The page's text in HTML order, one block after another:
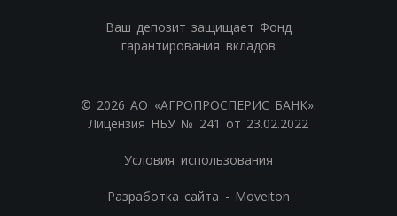
Ваш депозит защищает Фонд
гарантирования вкладов
© 2026 АО «АГРОПРОСПЕРИС БАНК».
Лицензия НБУ № 241 от 23.02.2022
Условия использования
Разработка сайта - Moveiton